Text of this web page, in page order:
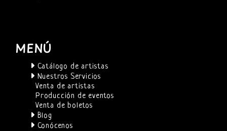
MENÚ
Catálogo de artistas
Nuestros Servicios
Venta de artistas
Producción de eventos
Venta de boletos
Blog
Conócenos